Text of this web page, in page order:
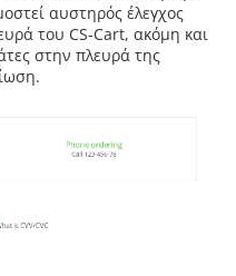
αυστηρός έλεγχος
του CS-Cart, ακόμη και
στην πλευρά της